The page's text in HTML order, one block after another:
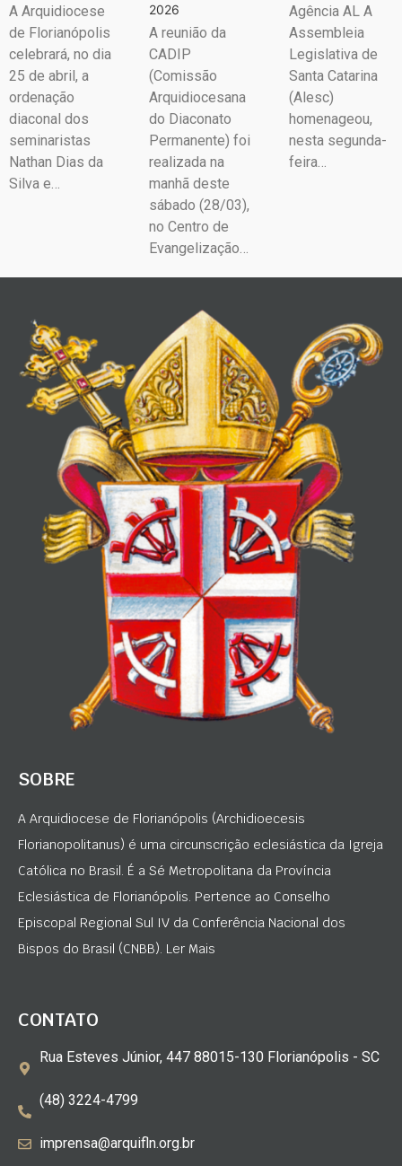
A Arquidiocese
de Florianópolis
celebrará, no dia
25 de abril, a
ordenação
diaconal dos
seminaristas
Nathan Dias da
Silva e…
2026
A reunião da
CADIP
(Comissão
Arquidiocesana
do Diaconato
Permanente) foi
realizada na
manhã deste
sábado (28/03),
no Centro de
Evangelização…
Agência AL A
Assembleia
Legislativa de
Santa Catarina
(Alesc)
homenageou,
nesta segunda-
feira…
SOBRE
A Arquidiocese de Florianópolis (Archidioecesis
Florianopolitanus) é uma circunscrição eclesiástica da Igreja
Católica no Brasil. É a Sé Metropolitana da Província
Eclesiástica de Florianópolis. Pertence ao Conselho
Episcopal Regional Sul IV da Conferência Nacional dos
Bispos do Brasil (CNBB). Ler Mais
CONTATO
Rua Esteves Júnior, 447 88015-130 Florianópolis - SC
(48) 3224-4799
imprensa@arquifln.org.br